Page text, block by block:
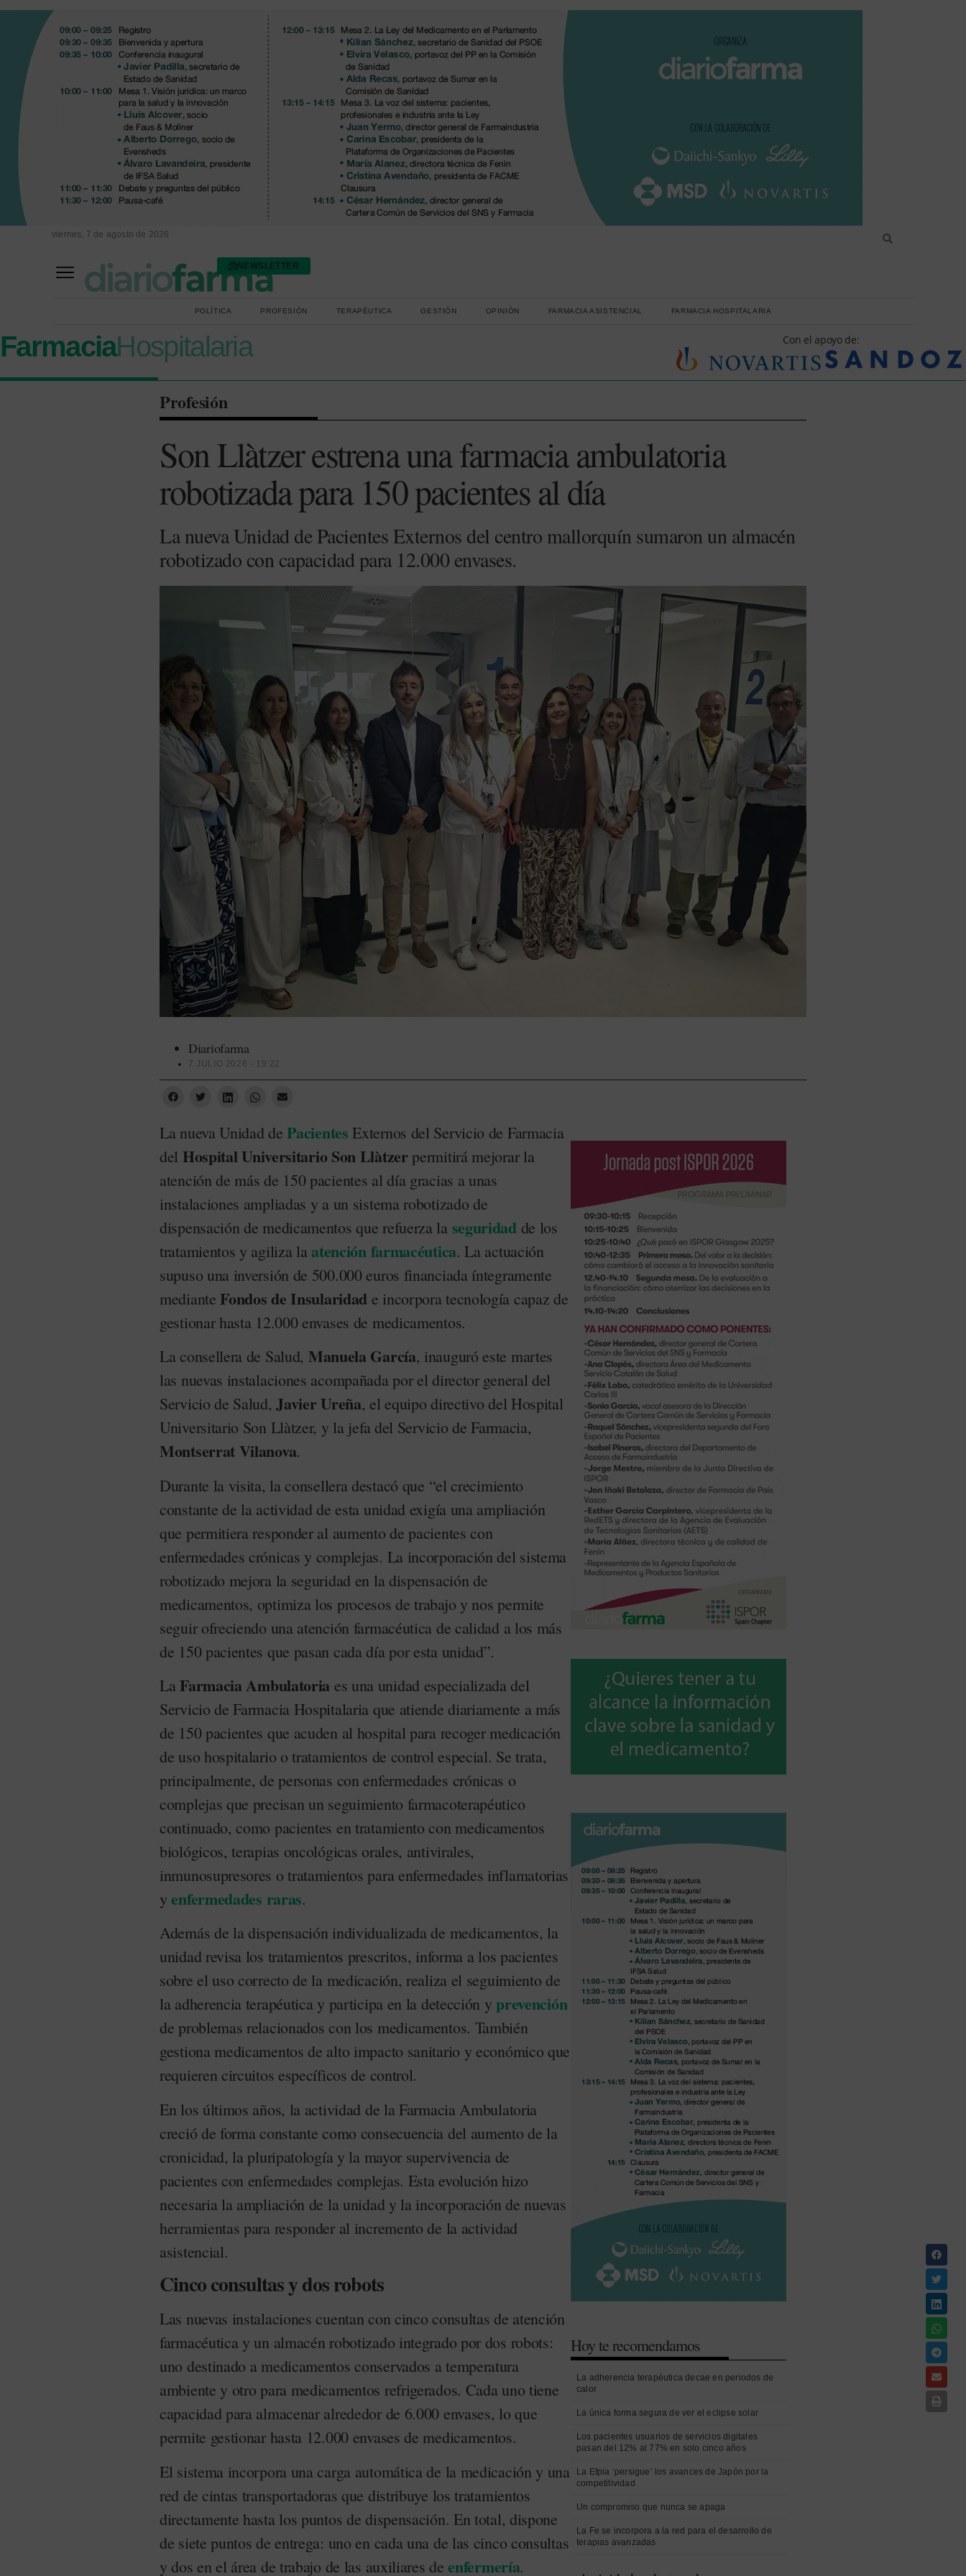
viernes, 7 de agosto de 2026
NEWSLETTER
POLÍTICA PROFESIÓN TERAPÉUTICA GESTIÓN OPINIÓN FARMACIA ASISTENCIAL FARMACIA HOSPITALARIA
FarmaciaHospitalaria Con el apoyo de:
Profesión
Son Llàtzer estrena una farmacia ambulatoria
robotizada para 150 pacientes al día
La nueva Unidad de Pacientes Externos del centro mallorquín sumaron un almacén
robotizado con capacidad para 12.000 envases.
Diariofarma
7 JULIO 2026 - 19:22
La nueva Unidad dePacientes Externos del Servicio de Farmacia
del Hospital Universitario Son Llàtzerpermitirá mejorar la
atención de más de 150 pacientes al día gracias a unas
instalaciones ampliadas y a un sistema robotizado de
dispensación de medicamentos que refuerza la seguridadde los
tratamientos y agiliza laatención farmacéutica. La actuación
supuso una inversión de 500.000 euros financiada íntegramente
medianteFondos de Insularidad e incorpora tecnología capaz de
gestionar hasta 12.000 envases de medicamentos.
La consellera de Salud, Manuela García, inauguró este martes
las nuevas instalaciones acompañada por el director general del
Servicio de Salud,Javier Ureña, el equipo directivo del Hospital
Universitario Son Llàtzer, y la jefa del Servicio de Farmacia,
Montserrat Vilanova.
Durante la visita, la consellera destacó que “el crecimiento
constante de la actividad de esta unidad exigía una ampliación
que permitiera responder al aumento de pacientes con
enfermedades crónicas y complejas. La incorporación del sistema
robotizado mejora la seguridad en la dispensación de
medicamentos, optimiza los procesos de trabajo y nos permite
seguir ofreciendo una atención farmacéutica de calidad a los más
de 150 pacientes que pasan cada día por esta unidad”.
LaFarmacia Ambulatoria es una unidad especializada del
Servicio de Farmacia Hospitalaria que atiende diariamente a más
de 150 pacientes que acuden al hospital para recoger medicación
de uso hospitalario o tratamientos de control especial. Se trata,
principalmente, de personas con enfermedades crónicas o
complejas que precisan un seguimiento farmacoterapéutico
continuado, como pacientes en tratamiento con medicamentos
biológicos, terapias oncológicas orales, antivirales,
inmunosupresores o tratamientos para enfermedades inflamatorias
yenfermedades raras.
Además de la dispensación individualizada de medicamentos, la
unidad revisa los tratamientos prescritos, informa a los pacientes
sobre el uso correcto de la medicación, realiza el seguimiento de
la adherencia terapéutica y participa en la detección yprevención
de problemas relacionados con los medicamentos. También
gestiona medicamentos de alto impacto sanitario y económico que
requieren circuitos específicos de control.
En los últimos años, la actividad de la Farmacia Ambulatoria
creció de forma constante como consecuencia del aumento de la
cronicidad, la pluripatología y la mayor supervivencia de
pacientes con enfermedades complejas. Esta evolución hizo
necesaria la ampliación de la unidad y la incorporación de nuevas
herramientas para responder al incremento de la actividad
asistencial.
Cinco consultas y dos robots
Las nuevas instalaciones cuentan con cinco consultas de atención
farmacéutica y un almacén robotizado integrado por dos robots:
uno destinado a medicamentos conservados a temperatura
ambiente y otro para medicamentos refrigerados. Cada uno tiene
capacidad para almacenar alrededor de 6.000 envases, lo que
permite gestionar hasta 12.000 envases de medicamentos.
El sistema incorpora una carga automática de la medicación y una
red de cintas transportadoras que distribuye los tratamientos
directamente hasta los puntos de dispensación. En total, dispone
de siete puntos de entrega: uno en cada una de las cinco consultas
y dos en el área de trabajo de las auxiliares deenfermería.
Hoy te recomendamos
La adherencia terapéutica decae en periodos de
calor
La única forma segura de ver el eclipse solar
Los pacientes usuarios de servicios digitales
pasan del 12% al 77% en solo cinco años
La Efpia ‘persigue’ los avances de Japón por la
competitividad
Un compromiso que nunca se apaga
La Fe se incorpora a la red para el desarrollo de
terapias avanzadas